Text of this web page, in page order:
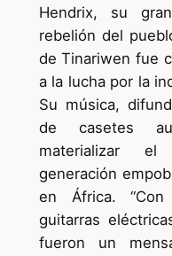
Hendrix, su
rebelión del
de Tinariwen fue
a la lucha por la
Su música,
de casetes
materializar
generación
en África.
guitarras
fueron un